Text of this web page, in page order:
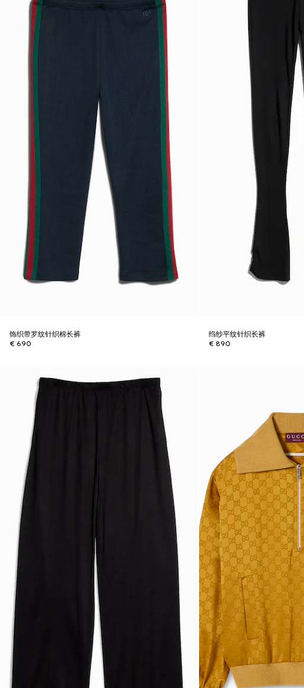
饰织带罗纹针织棉长裤
€ 690
绉纱平纹针织长裤
€ 890